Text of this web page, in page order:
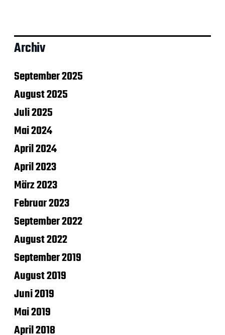
Archiv
September 2025
August 2025
Juli 2025
Mai 2024
April 2024
April 2023
März 2023
Februar 2023
September 2022
August 2022
September 2019
August 2019
Juni 2019
Mai 2019
April 2018